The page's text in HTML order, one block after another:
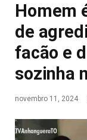
Homem
de
facão e
sozinha
novembro 11, 2024